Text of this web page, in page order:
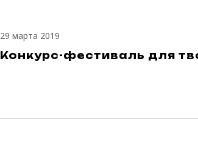
29 марта 2019
Конкурс-фестиваль для